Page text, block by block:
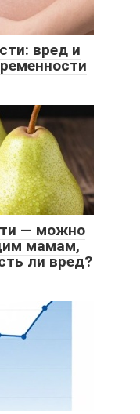
вред и
— можно
мамам,
ли вред?